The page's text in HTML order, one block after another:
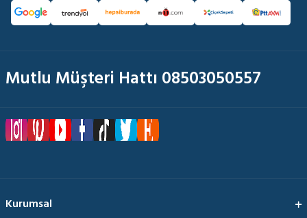
Mutlu Müşteri Hattı 08503050557
Kurumsal